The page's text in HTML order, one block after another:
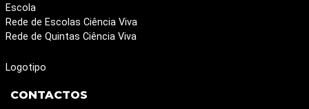
Escola
Rede de Escolas Ciência Viva
Rede de Quintas Ciência Viva
Logotipo
CONTACTOS